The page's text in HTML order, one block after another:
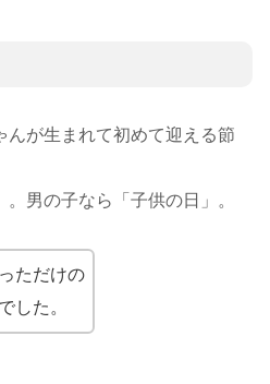
んが生まれて初めて迎える節
男の子なら「子供の日」。
ただけの
した。